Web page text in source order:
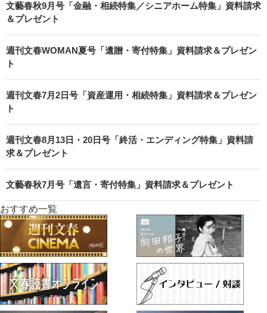
文藝春秋9月号「金融・相続特集／シニアホーム特集」資料請求
＆プレゼント
週刊文春WOMAN夏号「遺贈・寄付特集」資料請求＆プレゼン
ト
週刊文春7月2日号「資産運用・相続特集」資料請求＆プレゼン
ト
週刊文春8月13日・20日号「終活・エンディング特集」資料請
求＆プレゼント
文藝春秋7月号「遺言・寄付特集」資料請求＆プレゼント
おすすめ一覧